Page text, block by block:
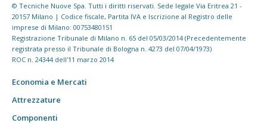
© Tecniche Nuove Spa. Tutti i diritti riservati. Sede legale Via Eritrea 21 -
20157 Milano | Codice fiscale, Partita IVA e Iscrizione al Registro delle
imprese di Milano: 00753480151
Registrazione Tribunale di Milano n. 65 del 05/03/2014 (Precedentemente
registrata presso il Tribunale di Bologna n. 4273 del 07/04/1973)
ROC n. 24344 dell'11 marzo 2014
Economia e Mercati
Attrezzature
Componenti